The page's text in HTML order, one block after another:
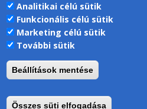
Pécsi
Informatikai
Analitikai célú sütik
Funkcionális célú sütik
Marketing célú sütik
További sütik
Beállítások mentése
Összes süti elfogadása